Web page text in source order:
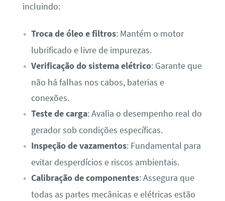
incluindo:
Troca de óleo e filtros: Mantém o motor
lubrificado e livre de impurezas.
Verificação do sistema elétrico: Garante que
não há falhas nos cabos, baterias e
conexões.
Teste de carga: Avalia o desempenho real do
gerador sob condições específicas.
Inspeção de vazamentos: Fundamental para
evitar desperdícios e riscos ambientais.
Calibração de componentes: Assegura que
todas as partes mecânicas e elétricas estão